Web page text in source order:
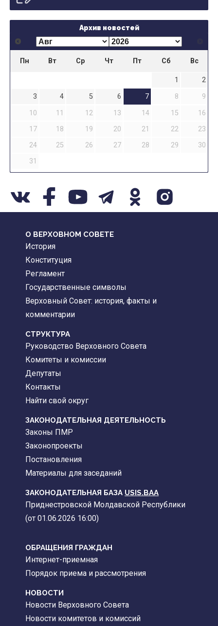
Архив новостей
Пн Вт Ср Чт Пт Сб Вс
1
2
3
4 5 6 7 8
9
10
11 12 13 14 15
16
17
18 19 20 21 22
23
24
25 26 27 28 29
30
31
О ВЕРХОВНОМ СОВЕТЕ
История
Конституция
Регламент
Государственные символы
Верховный Совет: история, факты и
комментарии
CТРУКТУРА
Руководство Верховного Совета
Комитеты и комиссии
Депутаты
Контакты
Найти свой округ
ЗАКОНОДАТЕЛЬНАЯ ДЕЯТЕЛЬНОСТЬ
Законы ПМР
Законопроекты
Постановления
Материалы для заседаний
ЗАКОНОДАТЕЛЬНАЯ БАЗА USIS.BAA
Приднестровской Молдавской Республики
(от 01.06.2026 16:00)
ОБРАЩЕНИЯ ГРАЖДАН
Интернет-приемная
Порядок приема и рассмотрения
НОВОСТИ
Новости Верховного Совета
Новости комитетов и комиссий